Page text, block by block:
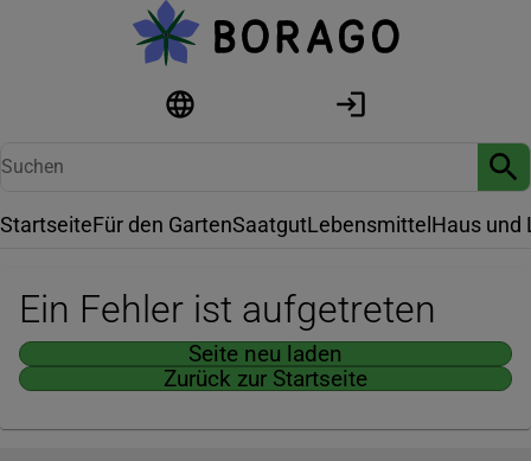
StartseiteFür den GartenSaatgutLebensmittel Haus und
Ein Fehler ist aufgetreten
Seite neu laden
Zurück zur Startseite